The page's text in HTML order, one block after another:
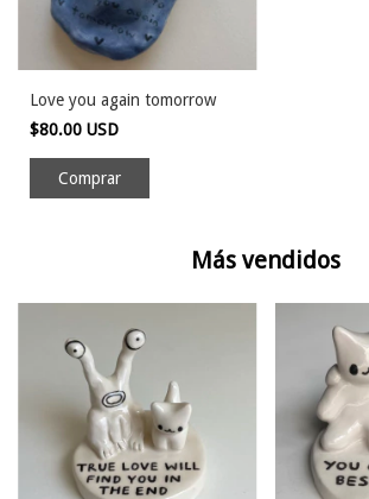
Love you again tomorrow
$80.00 USD
Comprar
Más vendidos